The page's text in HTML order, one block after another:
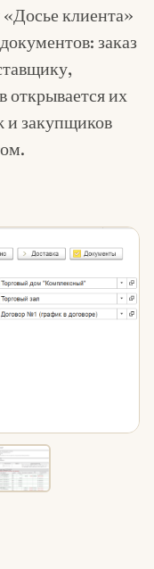
клиента»
заказ
открывается их
и закупщиков